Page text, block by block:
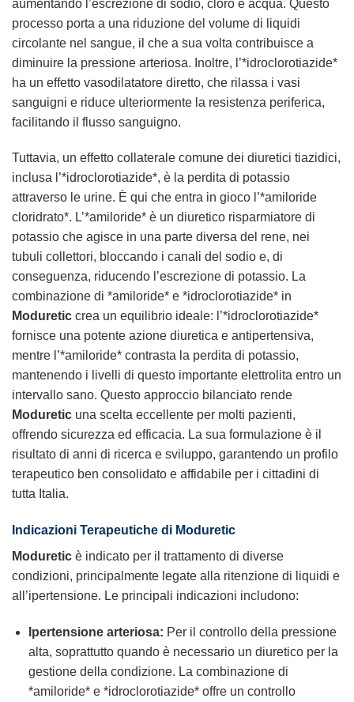
aumentando l’escrezione di sodio, cloro e acqua. Questo
processo porta a una riduzione del volume di liquidi
circolante nel sangue, il che a sua volta contribuisce a
diminuire la pressione arteriosa. Inoltre, l’*idroclorotiazide*
ha un effetto vasodilatatore diretto, che rilassa i vasi
sanguigni e riduce ulteriormente la resistenza periferica,
facilitando il flusso sanguigno.
Tuttavia, un effetto collaterale comune dei diuretici tiazidici,
inclusa l’*idroclorotiazide*, è la perdita di potassio
attraverso le urine. È qui che entra in gioco l’*amiloride
cloridrato*. L’*amiloride* è un diuretico risparmiatore di
potassio che agisce in una parte diversa del rene, nei
tubuli collettori, bloccando i canali del sodio e, di
conseguenza, riducendo l’escrezione di potassio. La
combinazione di *amiloride* e *idroclorotiazide* in
Moduretic crea un equilibrio ideale: l’*idroclorotiazide*
fornisce una potente azione diuretica e antipertensiva,
mentre l’*amiloride* contrasta la perdita di potassio,
mantenendo i livelli di questo importante elettrolita entro un
intervallo sano. Questo approccio bilanciato rende
Moduretic una scelta eccellente per molti pazienti,
offrendo sicurezza ed efficacia. La sua formulazione è il
risultato di anni di ricerca e sviluppo, garantendo un profilo
terapeutico ben consolidato e affidabile per i cittadini di
tutta Italia.
Indicazioni Terapeutiche di Moduretic
Moduretic è indicato per il trattamento di diverse
condizioni, principalmente legate alla ritenzione di liquidi e
all’ipertensione. Le principali indicazioni includono:
Ipertensione arteriosa: Per il controllo della pressione
alta, soprattutto quando è necessario un diuretico per la
gestione della condizione. La combinazione di
*amiloride* e *idroclorotiazide* offre un controllo